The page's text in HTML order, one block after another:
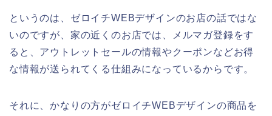
というのは、ゼロイチWEBデザインのお店の話ではな
いのですが、家の近くのお店では、メルマガ登録をす
ると、アウトレットセールの情報やクーポンなどお得
な情報が送られてくる仕組みになっているからです。
それに、かなりの方がゼロイチWEBデザインの商品を